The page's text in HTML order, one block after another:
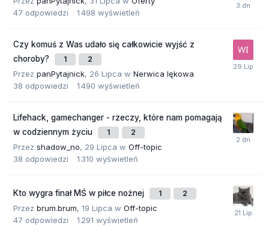
47 odpowiedzi 1 498 wyświetleń
Czy komuś z Was udało się całkowicie wyjść z
choroby?
1 2
Przez panPytajnick, 26 Lipca w Nerwica lękowa
38 odpowiedzi 1 490 wyświetleń
Lifehack, gamechanger - rzeczy, które nam pomagają
w codziennym życiu
1 2
Przez shadow_no, 29 Lipca w Off-topic
38 odpowiedzi 1 310 wyświetleń
Kto wygra finał MŚ w piłce nożnej 1 2
Przez brum.brum, 19 Lipca w Off-topic
47 odpowiedzi 1 291 wyświetleń